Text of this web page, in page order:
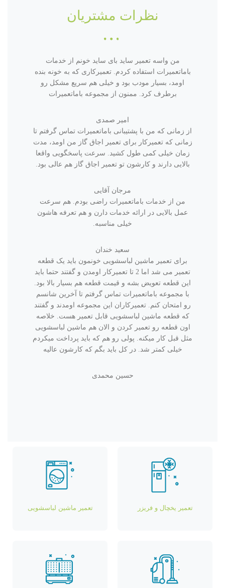
نظرات مشتریان
من واسه تعمیر ساید بای ساید خونم از خدمات
باماتعمیرات استفاده کردم. تعمیرکاری که به خونه بنده
اومد، بسیار مودب بود و خیلی هم سریع مشکل رو
برطرف کرد. ممنون از مجموعه باماتعمیرات
امیر صمدی
از زمانی که من با پشتیبانی باماتعمیرات تماس گرفتم تا
زمانی که تعمیرکار برای تعمیر اجاق گاز من اومد، مدت
زمان خیلی کمی طول کشید. سرعت پاسخگویی واقعا
بالایی دارند و کارشون تو تعمیر اجاق گاز هم عالی بود.
مرجان آقایی
من از خدمات باماتعمیرات راضی بودم. هم سرعت
عمل بالایی در ارائه خدمات دارن و هم تعرفه هاشون
خیلی مناسبه.
سعید خندان
برای تعمیر ماشین لباسشویی خونمون باید یک قطعه
تعمیر می شد اما 2 تا تعمیرکار اومدن و گفتند حتما باید
این قطعه تعویض بشه و قیمت قطعه هم بسیار بالا بود.
با مجموعه باماتعمیرات تماس گرفتم تا آخرین شانسم
رو امتحان کنم. تعمیرکاران این مجموعه اومدند و گفتند
که قطعه ماشین لباسشویی قابل تعمیر هست. خلاصه
اون قطعه رو تعمیر کردن و الان هم ماشین لباسشویی
مثل قبل کار میکنه. پولی رو هم که باید پرداخت میکردم
خیلی کمتر شد. در کل باید بگم که کارشون عالیه
حسین محمدی
تعمیر یخچال و فریزر تعمیر ماشین لباسشویی